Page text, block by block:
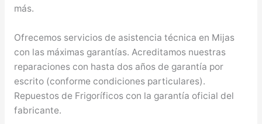
más.
Ofrecemos servicios de asistencia técnica en Mijas
con las máximas garantías. Acreditamos nuestras
reparaciones con hasta dos años de garantía por
escrito (conforme condiciones particulares).
Repuestos de Frigoríficos con la garantía oficial del
fabricante.